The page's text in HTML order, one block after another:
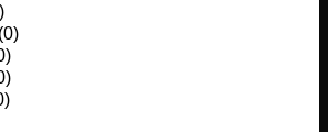
)
(0)
)
)
)